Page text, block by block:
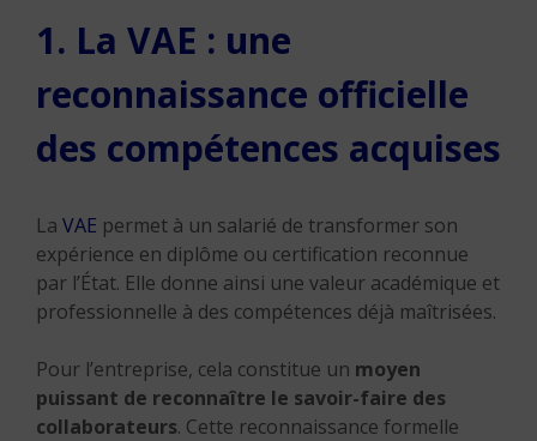
1. La VAE : une
reconnaissance officielle
des compétences acquises
La VAE permet à un salarié de transformer son
expérience en diplôme ou certification reconnue
par l’État. Elle donne ainsi une valeur académique et
professionnelle à des compétences déjà maîtrisées.
Pour l’entreprise, cela constitue un moyen
puissant de reconnaître le savoir-faire des
collaborateurs. Cette reconnaissance formelle